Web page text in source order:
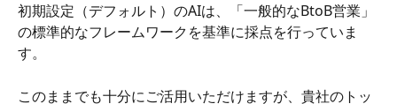
初期設定（デフォルト）のAIは、「一般的なBtoB営業」
の標準的なフレームワークを基準に採点を行っていま
す。
このままでも十分にご活用いただけますが、貴社のトッ